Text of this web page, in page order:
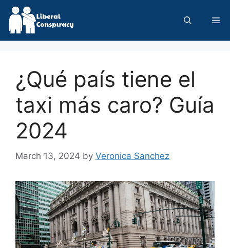
Skip
content
¿Qué país tiene el
taxi más caro? Guía
2024
March 13, 2024 by Veronica Sanchez